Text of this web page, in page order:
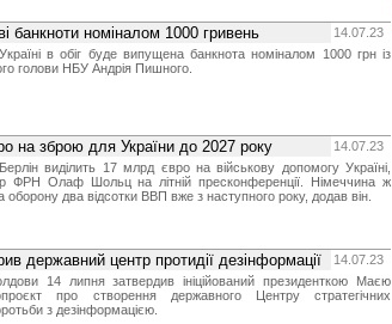
банкноти номіналом 1000 гривень
14.07.23
в обіг буде випущена банкнота номіналом 1000 грн із
голови НБУ Андрія Пишного.
на зброю для України до 2027 року
14.07.23
виділить 17 млрд євро на військову допомогу Україні,
ФРН Олаф Шольц на літній пресконференції. Німеччина ж
оборону два відсотки ВВП вже з наступного року, додав він.
державний центр протидії дезінформації
14.07.23
14 липня затвердив ініційований президенткою Маєю
про створення державного Центру стратегічних
з дезінформацією.